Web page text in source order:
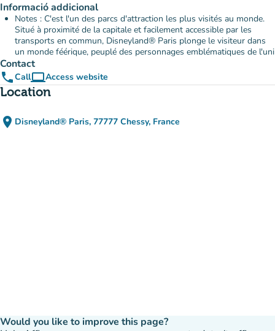
Informació addicional
Notes : C'est l'un des parcs d'attraction les plus visités au monde.
Situé à proximité de la capitale et facilement accessible par les
transports en commun, Disneyland® Paris plonge le visiteur dans
un monde féérique, peuplé des personnages emblématiques de l'uni
Contact
phoneCallcomputerAccess website
(new tab)
Location
place Disneyland® Paris, 77777 Chessy, France
(open in Google Maps)
(new tab)
Would you like to improve this page?